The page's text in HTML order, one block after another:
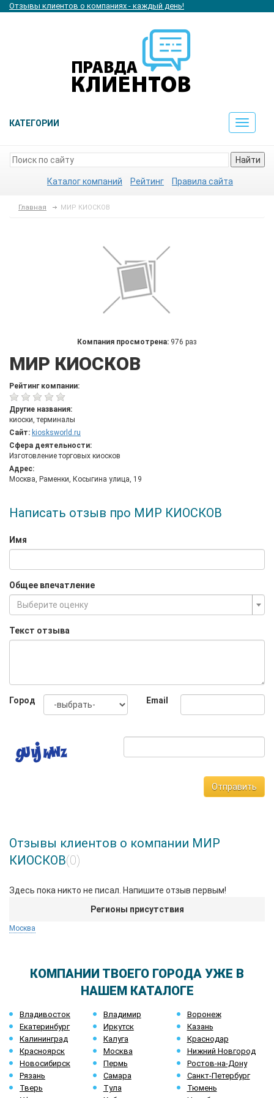
Отзывы клиентов о компаниях - каждый день!
КАТЕГОРИИ
Toggle
Найти
Каталог компаний Рейтинг Правила сайта
Главная МИР КИОСКОВ
Компания просмотрена: 976 раз
МИР КИОСКОВ
Рейтинг компании:
Другие названия:
киоски, терминалы
Сайт: kiosksworld.ru
Сфера деятельности:
Изготовление торговых киосков
Адрес:
Москва, Раменки, Косыгина улица, 19
Написать отзыв про МИР КИОСКОВ
Имя
Общее впечатление
Выберите оценку
Текст отзыва
Город Email
Отправить
Отзывы клиентов о компании МИР
КИОСКОВ(0)
Здесь пока никто не писал. Напишите отзыв первым!
Регионы присутствия
Москва
КОМПАНИИ ТВОЕГО ГОРОДА УЖЕ В
НАШЕМ КАТАЛОГЕ
Владивосток Владимир
Воронеж
Екатеринбург
Иркутск
Казань
Калининград
Калуга
Краснодар
Красноярск
Москва
Нижний Новгород
Новосибирск
Пермь
Ростов-на-Дону
Рязань
Самара
Санкт-Петербург
Тверь
Тула
Тюмень